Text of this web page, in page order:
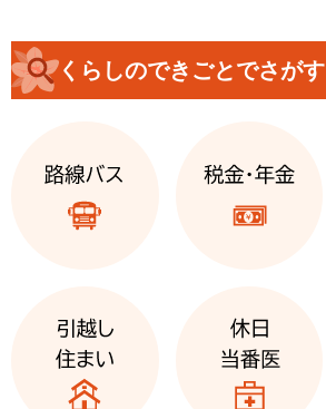
くらしのできごとでさがす